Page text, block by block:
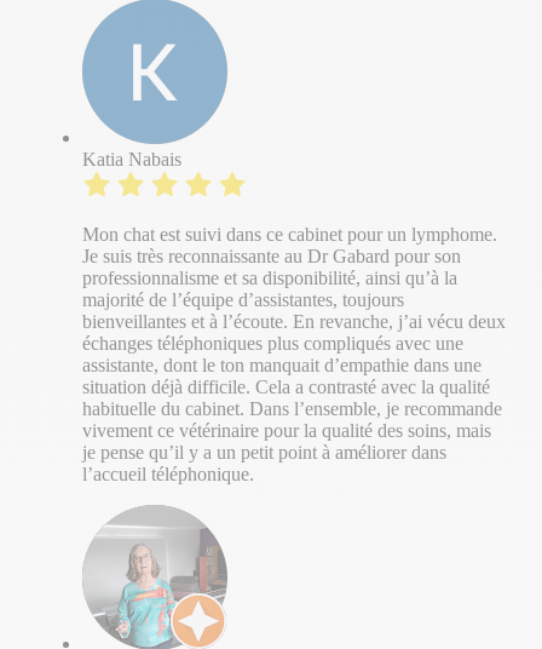
Katia Nabais
Mon chat est suivi dans ce cabinet pour un lymphome.
Je suis très reconnaissante au Dr Gabard pour son
professionnalisme et sa disponibilité, ainsi qu’à la
majorité de l’équipe d’assistantes, toujours
bienveillantes et à l’écoute. En revanche, j’ai vécu deux
échanges téléphoniques plus compliqués avec une
assistante, dont le ton manquait d’empathie dans une
situation déjà difficile. Cela a contrasté avec la qualité
habituelle du cabinet. Dans l’ensemble, je recommande
vivement ce vétérinaire pour la qualité des soins, mais
je pense qu’il y a un petit point à améliorer dans
l’accueil téléphonique.